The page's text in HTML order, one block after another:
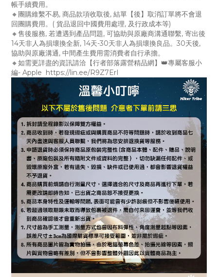
帳手續費用。
🔸團購維繫不易, 商品款項收取後, 結單【後】取消訂單將不會退
回團購費用。( 貨品退回中國費用處理, 及行政成本等)
🔸售後服務, 若遭遇到產品問題, 可協助與原廠商溝通聯繫, 寄出後
14天非人為損壞換全新, 14天-30天非人為損壞換良品。30天後,
協助與原廠溝通, 中間產生費用需消費者自行承擔。
🔸如需更詳盡的資訊請洽【行者部落露營精品網】👑專屬客服小
編- Apple https://lin.ee/R9Z7ErI